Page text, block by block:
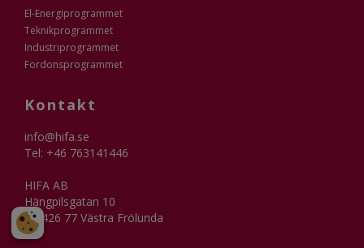
El-Energiprogrammet
Teknikprogrammet
Industriprogrammet
Fordonsprogrammet
Kontakt
info@hifa.se
Tel: +46 763141446
HIFA AB
Hängpilsgatan 10
SE-426 77 Västra Frölunda